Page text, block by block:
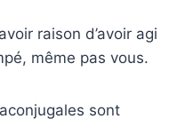
raison d’avoir agi
même pas vous.
sont